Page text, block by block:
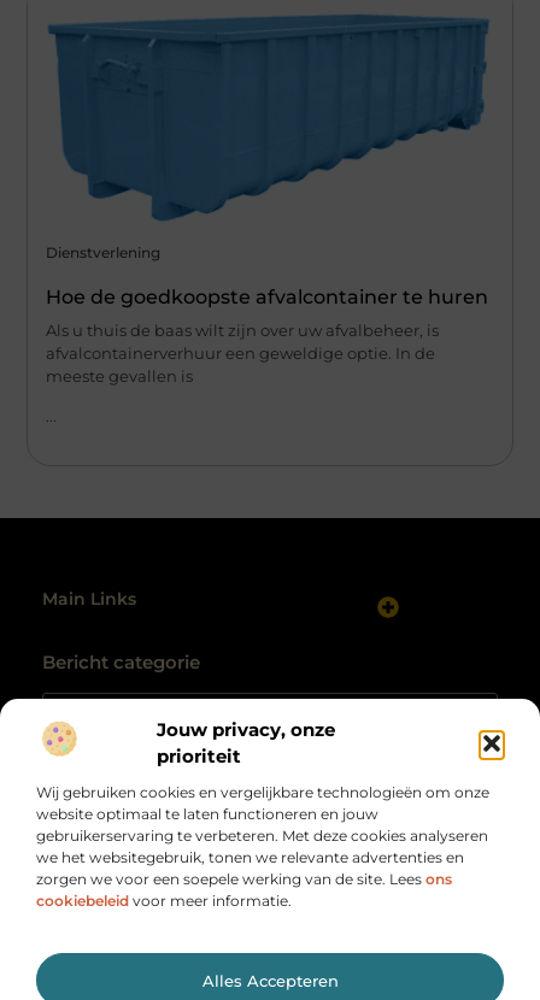
Jouw privacy, onze
prioriteit
Wij gebruiken cookies en vergelijkbare technologieën om onze
website optimaal te laten functioneren en jouw
gebruikerservaring te verbeteren. Met deze cookies analyseren
we het websitegebruik, tonen we relevante advertenties en
zorgen we voor een soepele werking van de site. Lees ons
cookiebeleid voor meer informatie.
Alles Accepteren
Dienstverlening
Hoe de goedkoopste afvalcontainer te huren
Als u thuis de baas wilt zijn over uw afvalbeheer, is
afvalcontainerverhuur een geweldige optie. In de
meeste gevallen is
Main Links
Bericht categorie
Alles wat je nodig hebt, op één plek
verzameld.
@2025 All Right Reserved. Design bywww.herengracht500.nl.